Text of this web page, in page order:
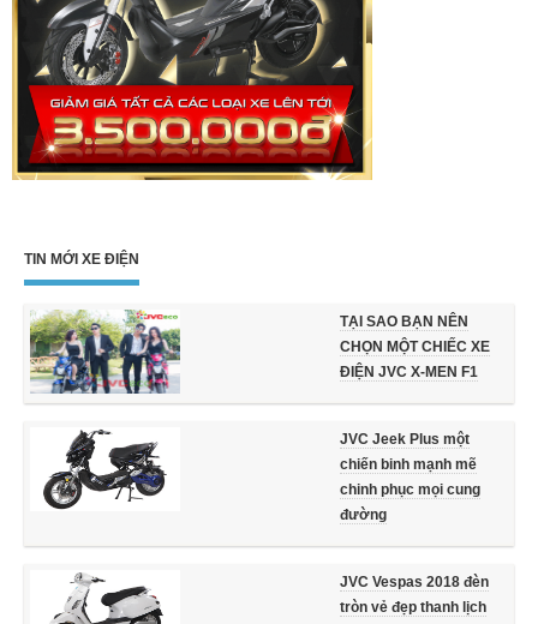
TIN MỚI XE ĐIỆN
TẠI SAO BẠN NÊN
CHỌN MỘT CHIẾC XE
ĐIỆN JVC X-MEN F1
JVC Jeek Plus một
chiến binh mạnh mẽ
chinh phục mọi cung
đường
JVC Vespas 2018 đèn
tròn vẻ đẹp thanh lịch